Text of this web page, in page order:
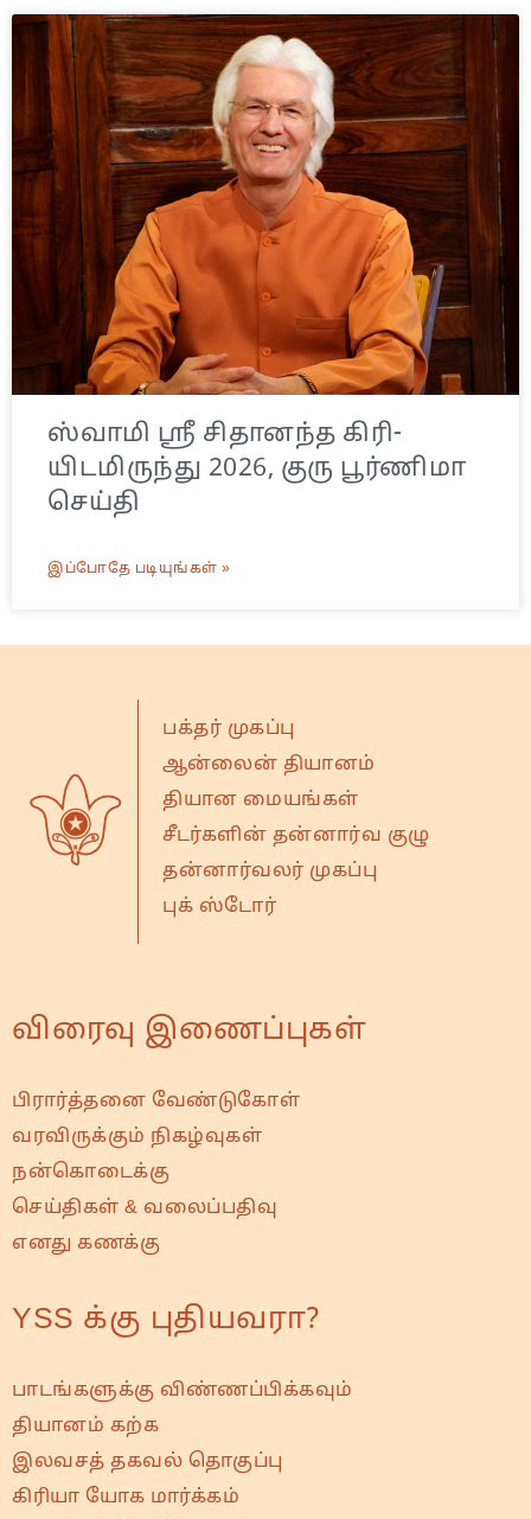
ஸ்வாமி ஸ்ரீ சிதானந்த கிரி-
யிடமிருந்து 2026, குரு பூர்ணிமா
செய்தி
இப்போதே படியுங்கள் »
பக்தர் முகப்பு
ஆன்லைன் தியானம்
தியான மையங்கள்
சீடர்களின் தன்னார்வ குழு
தன்னார்வலர் முகப்பு
புக் ஸ்டோர்
விரைவு இணைப்புகள்
பிரார்த்தனை வேண்டுகோள்
வரவிருக்கும் நிகழ்வுகள்
நன்கொடைக்கு
செய்திகள் & வலைப்பதிவு
எனது கணக்கு
YSS க்கு புதியவரா?
பாடங்களுக்கு விண்ணப்பிக்கவும்
தியானம் கற்க
இலவசத் தகவல் தொகுப்பு
கிரியா யோக மார்க்கம்